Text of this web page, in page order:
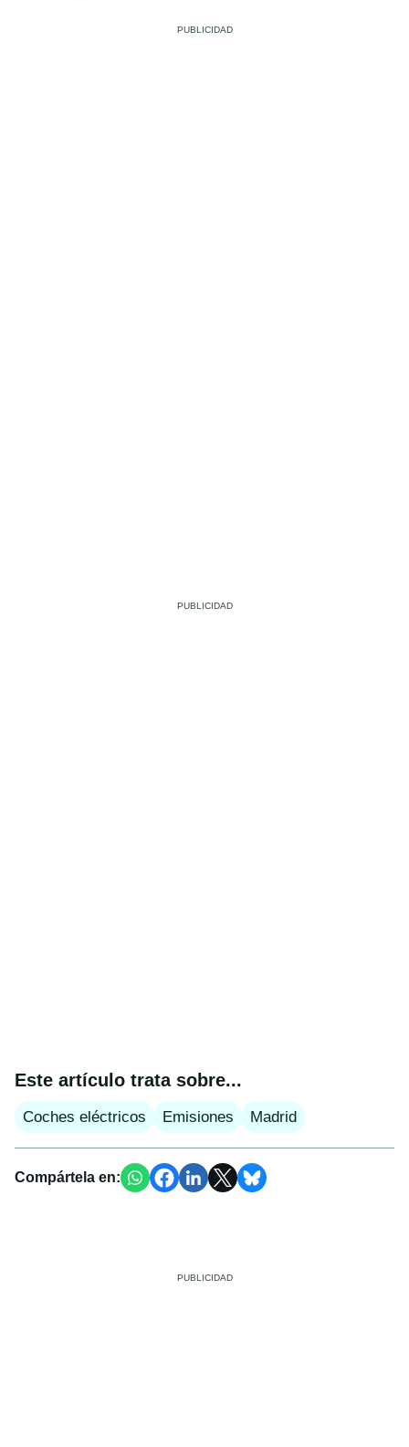
Este artículo trata sobre...
Coches eléctricos Emisiones Madrid
Compártela en: